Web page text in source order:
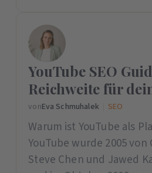
YouTube SEO
Reichweite für
vonEva Schmuhalek SEO
Warum ist YouTube als
YouTube wurde 2005
Steve Chen und Jawed